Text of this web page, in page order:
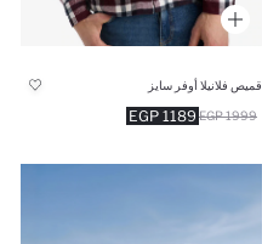
قميص فلانيلا أوفر سايز
1189 EGP 1999 EGP